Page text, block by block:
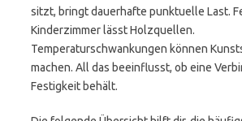
sitzt, bringt dauerhafte punktuelle Last.
Kinderzimmer lässt Holzquellen.
Temperaturschwankungen können
machen. All das beeinflusst, ob eine
Festigkeit behält.